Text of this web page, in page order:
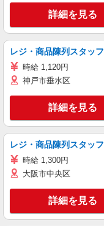
詳細を見る
レジ・商品陳列スタッフ
時給 1,120円
神戸市垂水区
詳細を見る
レジ・商品陳列スタッフ
時給 1,300円
大阪市中央区
詳細を見る